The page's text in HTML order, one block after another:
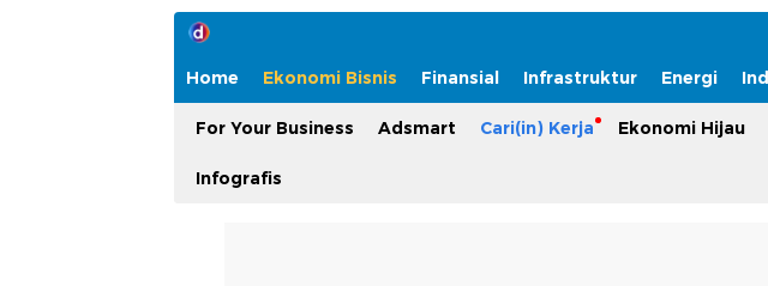
Home Ekonomi Bisnis Finansial Infrastruktur Energi
For Your Business Adsmart Cari(in) Kerja Ekonomi Hijau
Infografis